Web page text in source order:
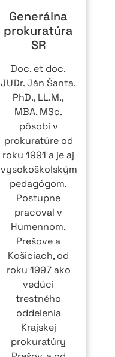
Generálna
prokuratúra
SR
Doc. et doc.
JUDr. Ján Šanta,
PhD., LL.M.,
MBA, MSc.
pôsobí v
prokuratúre od
roku 1991 a je aj
vysokoškolským
pedagógom.
Postupne
pracoval v
Humennom,
Prešove a
Košiciach, od
roku 1997 ako
vedúci
trestného
oddelenia
Krajskej
prokuratúry